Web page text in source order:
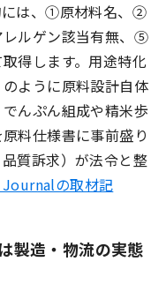
には、①原材料名、②
ルゲン該当有無、⑤
得します。用途特化
ように原料設計自体
んぷん組成や精米歩
料仕様書に事前盛り
質訴求）が法令と整
の取材記
製造・物流の実態